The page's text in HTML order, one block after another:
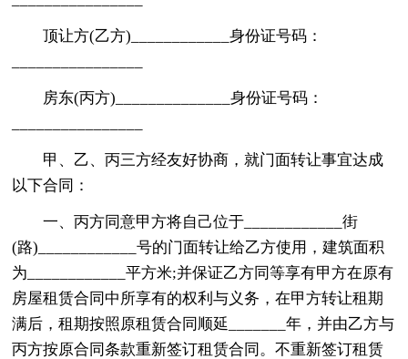
顶让方(乙方)____________身份证号码：
房东(丙方)______________身份证号码：
甲、乙、丙三方经友好协商，就门面转让事宜达成
以下合同：
一、丙方同意甲方将自己位于____________街
(路)____________号的门面转让给乙方使用，建筑面积
为____________平方米;并保证乙方同等享有甲方在原有
房屋租赁合同中所享有的权利与义务，在甲方转让租期
满后，租期按照原租赁合同顺延_______年，并由乙方与
丙方按原合同条款重新签订租赁合同。不重新签订租赁